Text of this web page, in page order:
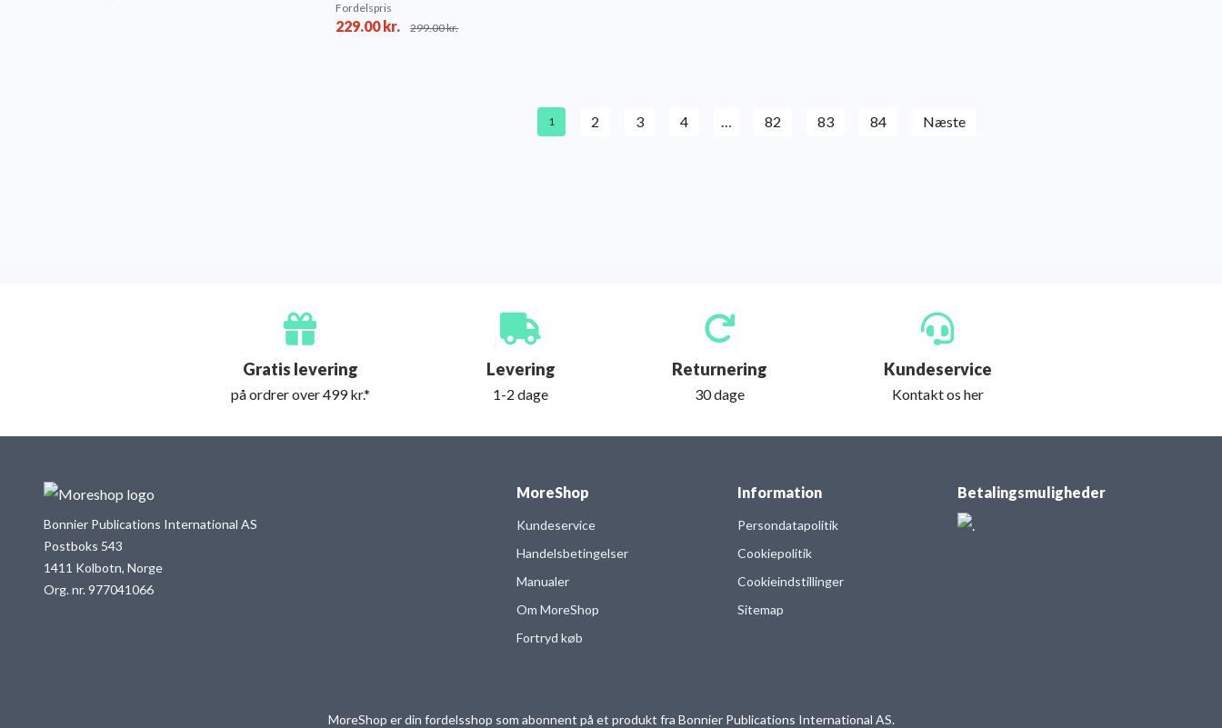
Fordelspris
229.00kr. 299.00kr.
1 2 3 4 … 82 83 84 Næste
Gratis levering
på ordrer over 499 kr.*
Levering
1-2 dage
Returnering
30 dage
Kundeservice
Kontakt os her
Bonnier Publications International AS
Postboks 543
1411 Kolbotn, Norge
Org. nr. 977041066
MoreShop
Kundeservice
Handelsbetingelser
Manualer
Om MoreShop
Fortryd køb
Information
Persondatapolitik
Cookiepolitik
Cookieindstillinger
Sitemap
Betalingsmuligheder
MoreShop er din fordelsshop som abonnent på et produkt fra Bonnier Publications International AS.